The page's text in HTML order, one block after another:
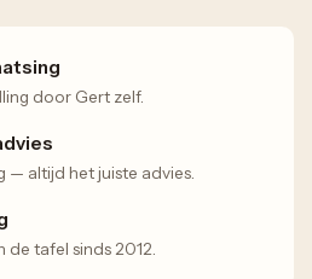
door Gert zelf.
— altijd het juiste advies.
de tafel sinds 2012.